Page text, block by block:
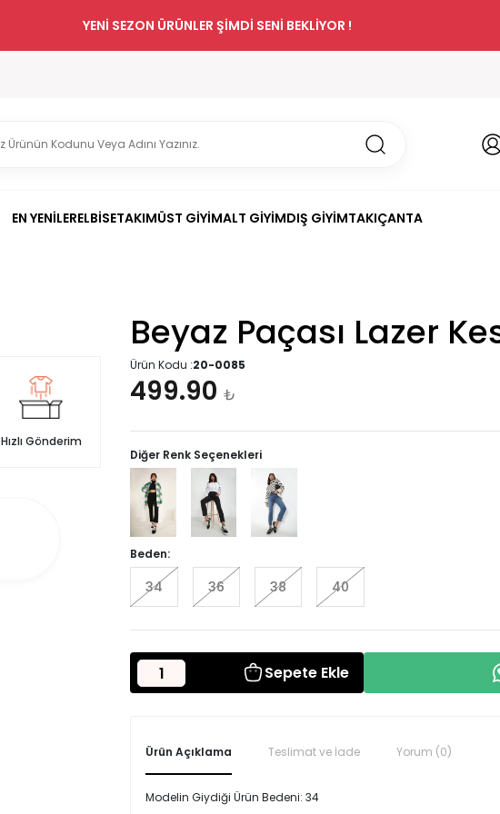
YENİ SEZON ÜRÜNLER ŞİMDİ SENİ BEKLİYOR !
EN YENİLERELBİSETAKIMÜST GİYİMALT GİYİMDIŞ GİYİMTAKIÇANTA
Hızlı Gönderim
Beyaz Paçası Lazer
Ürün Kodu :20-0085
499.90 ₺
Diğer Renk Seçenekleri
Beden:
34 36 38 40
Sepete Ekle
Ürün Açıklama Teslimat ve İade Yorum (0)
Modelin Giydiği Ürün Bedeni: 34